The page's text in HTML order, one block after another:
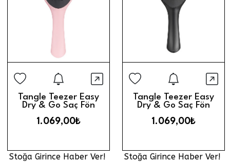
Stoğa Girince Haber Ver
Hızlı Görünüm
Tangle Teezer Easy
Dry & Go Saç Fön
1.069,00₺
Stoğa Girince Haber Ver!
Stoğa
Tangle Teezer Easy
Dry & Go Saç Fön
1.069,00₺
Stoğa Girince Haber Ver!